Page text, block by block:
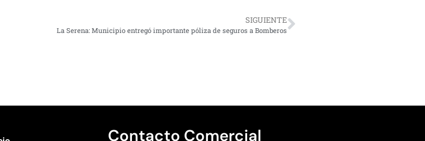
SIGUIENTE
La Serena: Municipio entregó importante póliza de seguros a Bomberos
Contacto Comercial